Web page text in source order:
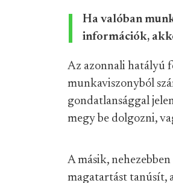
Ha valóban
információk,
Az azonnali hatályú
munkaviszonyból
gondatlansággal
megy be dolgozni,
A másik,
magatartást tanúsít,